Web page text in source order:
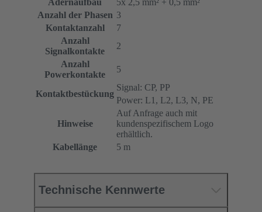
Adernaufbau
5x 2,5 mm² + 0,5 mm²
Anzahl der Phasen 3
Kontaktanzahl
7
Anzahl
Signalkontakte
2
Anzahl
Powerkontakte
5
Kontaktbestückung
Signal: CP, PP
Power: L1, L2, L3, N, PE
Hinweise
Auf Anfrage auch mit
kundenspezifischem Logo
erhältlich.
Kabellänge
5 m
Technische Kennwerte